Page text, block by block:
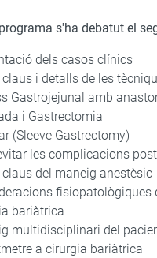
s'ha debatut el
dels casos clínics
claus i detalls de les
Gastrojejunal amb
i Gastrectomia
(Sleeve Gastrectomy)
les complicacions
claus del maneig anestèsic
fisiopatològiques
bariàtrica
multidisciplinari del
a cirurgia bariàtrica